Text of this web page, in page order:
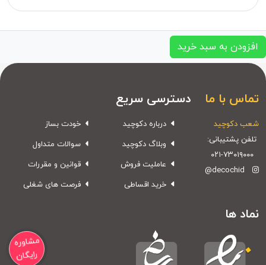
افزودن به سبد خرید
تماس با ما
شعب دکوچید
تلفن پشتیبانی:
۰۲۱-۷۳۰۱۹۰۰۰
@decochid
دسترسی سریع
درباره دکوچید
وبلاگ دکوچید
عاملیت فروش
خرید اقساطی
خودت بساز
سوالات متداول
قوانین و مقررات
فرصت های شغلی
نماد ها
مشاوره
رایگان